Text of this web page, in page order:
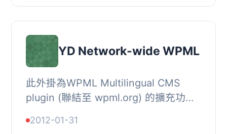
OpenX 資料庫位...
YD Network-wide WPML
此外掛為WPML Multilingual CMS
plugin (聯結至 wpml.org) 的擴充功
Tags Pages plugin（又稱 SWT
2012-01-31